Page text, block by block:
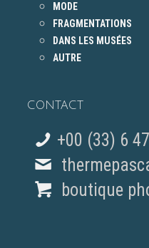
MODE
FRAGMENTATIONS
DANS LES MUSÉES
AUTRE
CONTACT
+00 (33) 6
boutique